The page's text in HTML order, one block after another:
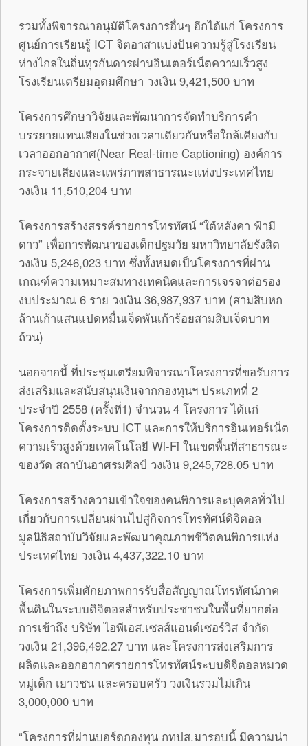
รวมทั้งพิจารณาอนุมัติโครงการอื่นๆ อีกได้แก่ โครงการ
ศูนย์การเรียนรู้ ICT จิตอาสาแบ่งปันความรู้สู่โรงเรียน
ห่างไกลในถิ่นทุรกันดารผ่านอินเตอร์เน็ตความเร็วสูง
โรงเรียนเตรียมอุดมศึกษา วงเงิน 9,421,500 บาท
โครงการศึกษาวิจัยและพัฒนาการจัดทำบริการคำ
บรรยายแทนเสียงในช่วงเวลาเดียวกันหรือใกล้เคียงกับ
เวลาออกอากาศ(Near Real-time Captioning) องค์การ
กระจายเสียงและแพร่ภาพสาธารณะแห่งประเทศไทย
วงเงิน 11,510,204 บาท
โครงการสร้างสรรค์รายการโทรทัศน์ “ใต้หลังคา ฟ้ามี
ดาว” เพื่อการพัฒนาของเด็กปฐมวัย มหาวิทยาลัยรังสิต
วงเงิน 5,246,023 บาท ซึ่งทั้งหมดเป็นโครงการที่ผ่าน
เกณฑ์ความเหมาะสมทางเทคนิคและการเจรจาต่อรอง
งบประมาณ 6 ราย วงเงิน 36,987,937 บาท (สามสิบหก
ล้านเก้าแสนแปดหมื่นเจ็ดพันเก้าร้อยสามสิบเจ็ดบาท
ถ้วน)
นอกจากนี้ ที่ประชุมเตรียมพิจารณาโครงการที่ขอรับการ
ส่งเสริมและสนับสนุนเงินจากกองทุนฯ ประเภทที่ 2
ประจำปี 2558 (ครั้งที่1) จำนวน 4 โครงการ ได้แก่
โครงการติดตั้งระบบ ICT และการให้บริการอินเทอร์เน็ต
ความเร็วสูงด้วยเทคโนโลยี Wi-Fi ในเขตพื้นที่สาธารณะ
ของวัด สถาบันอาศรมศิลป์ วงเงิน 9,245,728.05 บาท
โครงการสร้างความเข้าใจของคนพิการและบุคคลทั่วไป
เกี่ยวกับการเปลี่ยนผ่านไปสู่กิจการโทรทัศน์ดิจิตอล
มูลนิธิสถาบันวิจัยและพัฒนาคุณภาพชีวิตคนพิการแห่ง
ประเทศไทย วงเงิน 4,437,322.10 บาท
โครงการเพิ่มศักยภาพการรับสื่อสัญญาณโทรทัศน์ภาค
พื้นดินในระบบดิจิตอลสำหรับประชาชนในพื้นที่ยากต่อ
การเข้าถึง บริษัท ไอพีเอส.เซลส์แอนด์เซอร์วิส จำกัด
วงเงิน 21,396,492.27 บาท และโครงการส่งเสริมการ
ผลิตและออกอากาศรายการโทรทัศน์ระบบดิจิตอลหมวด
หมู่เด็ก เยาวชน และครอบครัว วงเงินรวมไม่เกิน
3,000,000 บาท
“โครงการที่ผ่านบอร์ดกองทุน กทปส.มารอบนี้ มีความน่า